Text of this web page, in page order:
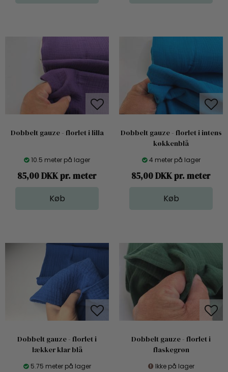
Dobbelt gauze - florlet i lilla
10.5 meter på lager
85,00 DKK pr. meter
Dobbelt gauze - florlet i intens
køkkenblå
4 meter på lager
85,00 DKK pr. meter
Dobbelt gauze - florlet i
lækker klar blå
5.75 meter på lager
Dobbelt gauze - florlet i
flaskegrøn
Ikke på lager